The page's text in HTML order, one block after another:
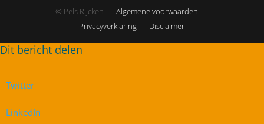
© Pels Rijcken
Algemene voorwaarden
Privacyverklaring
Disclaimer
Twitter
LinkedIn